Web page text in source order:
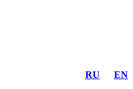
RU
EN